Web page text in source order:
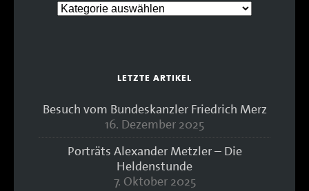
LETZTE ARTIKEL
Besuch vom Bundeskanzler Friedrich Merz
16. Dezember 2025
Porträts Alexander Metzler – Die
Heldenstunde
7. Oktober 2025